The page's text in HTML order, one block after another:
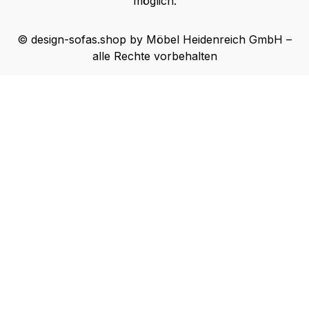
© design-sofas.shop by Möbel Heidenreich GmbH –
alle Rechte vorbehalten